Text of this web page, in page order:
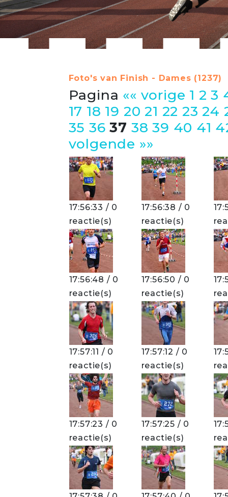
Foto's van Finish - Dames (1237)
Pagina «« vorige 1 2 3
17 18 19 20 21 22 23 24
35 36 37 38 39 40 41
volgende »»
17:56:33 / 0
reactie(s)
17:56:38 / 0
reactie(s)
17:56:48 / 0
reactie(s)
17:56:50 / 0
reactie(s)
17:57:11 / 0
reactie(s)
17:57:12 / 0
reactie(s)
17:57:23 / 0
reactie(s)
17:57:25 / 0
reactie(s)